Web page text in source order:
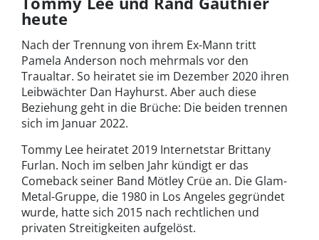
heute
Nach der Trennung von ihrem Ex-Mann tritt
Pamela Anderson noch mehrmals vor den
Traualtar. So heiratet sie im Dezember 2020 ihren
Leibwächter Dan Hayhurst. Aber auch diese
Beziehung geht in die Brüche: Die beiden trennen
sich im Januar 2022.
Tommy Lee heiratet 2019 Internetstar Brittany
Furlan. Noch im selben Jahr kündigt er das
Comeback seiner Band Mötley Crüe an. Die Glam-
Metal-Gruppe, die 1980 in Los Angeles gegründet
wurde, hatte sich 2015 nach rechtlichen und
privaten Streitigkeiten aufgelöst.